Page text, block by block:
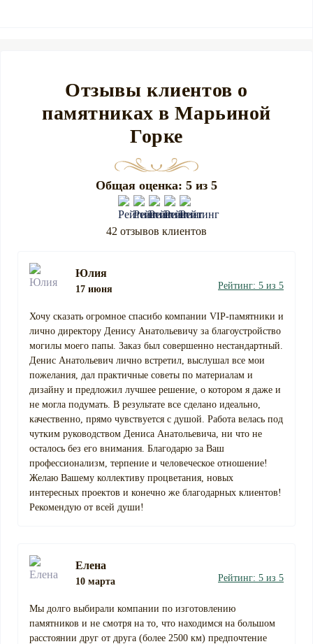
Отзывы клиентов о
памятниках в Марьиной
Горке
Общая оценка: 5 из 5
42 отзывов клиентов
Юлия
17 июня Рейтинг: 5 из 5
Хочу сказать огромное спасибо компании VIP-памятники и
лично директору Денису Анатольевичу за благоустройство
могилы моего папы. Заказ был совершенно нестандартный.
Денис Анатольевич лично встретил, выслушал все мои
пожелания, дал практичные советы по материалам и
дизайну и предложил лучшее решение, о котором я даже и
не могла подумать. В результате все сделано идеально,
качественно, прямо чувствуется с душой. Работа велась под
чутким руководством Дениса Анатольевича, ни что не
осталось без его внимания. Благодарю за Ваш
профессионализм, терпение и человеческое отношение!
Желаю Вашему коллективу процветания, новых
интересных проектов и конечно же благодарных клиентов!
Рекомендую от всей души!
Елена
10 марта Рейтинг: 5 из 5
Мы долго выбирали компании по изготовлению
памятников и не смотря на то, что находимся на большом
расстоянии друг от друга (более 2500 км) предпочтение